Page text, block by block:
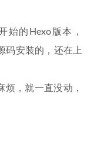
始的Hexo版本，
码安装的，还在上
，就一直没动，